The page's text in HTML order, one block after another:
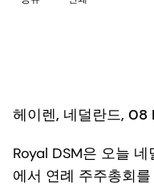
헤이렌, 네덜란드, 08
Royal DSM은 오늘
에서 연례 주주총회